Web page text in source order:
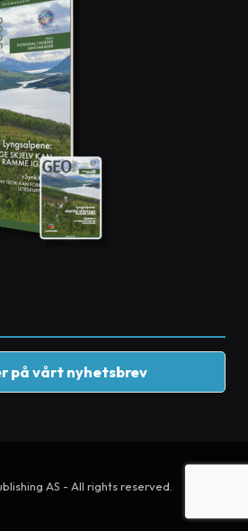
på vårt nyhetsbrev
AS - All rights reserved.